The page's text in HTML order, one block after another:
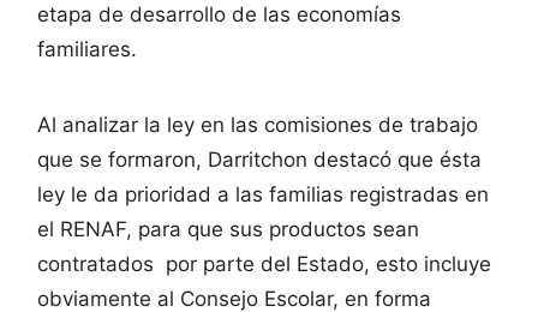
etapa de desarrollo de las economías
familiares.
Al analizar la ley en las comisiones de trabajo
que se formaron, Darritchon destacó que ésta
ley le da prioridad a las familias registradas en
el RENAF, para que sus productos sean
contratados por parte del Estado, esto incluye
obviamente al Consejo Escolar, en forma